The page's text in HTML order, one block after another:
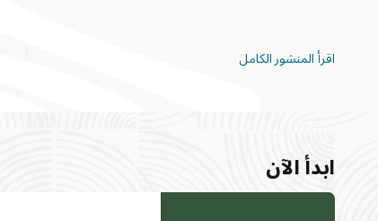
اقرأ المنشور الكامل
ابدأ الآن